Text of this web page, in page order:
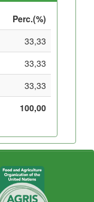
Perc.(%)
33,33
33,33
33,33
100,00